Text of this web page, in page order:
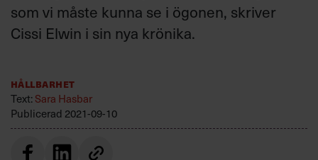
Om oss
Kontakta oss
personuppgiftsbehandling
som vi måste kunna se i ögonen, skriver
Cissi Elwin i sin nya krönika.
Hållbarhet
Text:Sara Hasbar
Publicerad 2021-09-10